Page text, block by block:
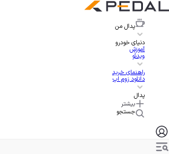
پدال من
دنیای خودرو
آموزش
ویدئو
راهنمای خرید
دانلود زوم اپ
پدال
بیشتر
جستجو